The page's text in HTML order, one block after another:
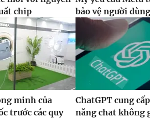
chip
bảo vệ người
minh của
trước các quy
ChatGPT cung
năng chat không